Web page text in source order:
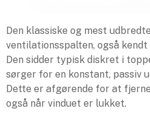
Den klassiske og mest
ventilationsspalten, også
Den sidder typisk diskret i
sørger for en konstant, passiv
Dette er afgørende for at
også når vinduet er lukket.